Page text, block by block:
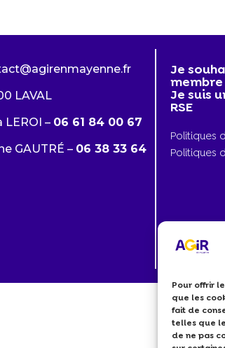
Pour offrir
que les
fait de
telles que
de ne pas
LAVAL
LEROI – 06 61 84 00 67
GAUTRÉ – 06 38 33 64
Je
membre
Je suis
RSE
Politiques
Politiques